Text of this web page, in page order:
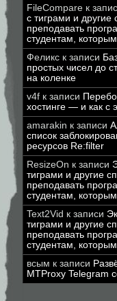
FileCompare к
с тиграми и другие
преподавать
студентам,
Феликс к записи
простых чисел до
на коленке
v4f к записи
хостинге — и как с
amarakin к записи
список
ресурсов Re:filter
ResizeOn к записи
тиграми и другие
преподавать
студентам,
Text2Vid к записи
тиграми и другие
преподавать
студентам,
всым к записи
MTProxy Telegram